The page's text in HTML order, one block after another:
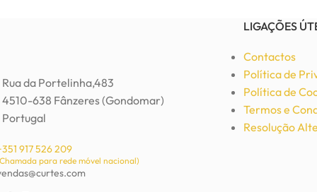
Adicionar
Rua da Portelinha,483
4510-638 Fânzeres (Gondomar)
Portugal
917 526 209
para rede móvel nacional)
LIGAÇÕES
Contactos
Política de
Política de
Termos e
Resolução